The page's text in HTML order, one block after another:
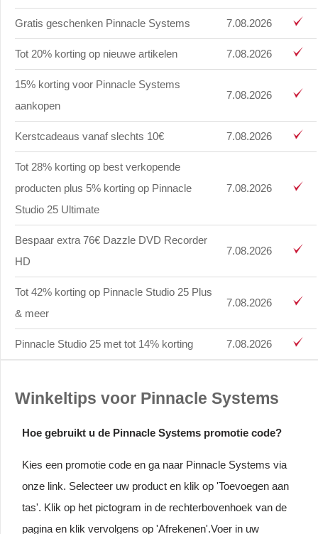
Gratis geschenken Pinnacle Systems 7.08.2026
Tot 20% korting op nieuwe artikelen 7.08.2026
15% korting voor Pinnacle Systems
aankopen
7.08.2026
Kerstcadeaus vanaf slechts 10€ 7.08.2026
Tot 28% korting op best verkopende
producten plus 5% korting op Pinnacle
Studio 25 Ultimate
7.08.2026
Bespaar extra 76€ Dazzle DVD Recorder
HD
7.08.2026
Tot 42% korting op Pinnacle Studio 25 Plus
& meer
7.08.2026
Pinnacle Studio 25 met tot 14% korting 7.08.2026
Winkeltips voor Pinnacle Systems
Hoe gebruikt u de Pinnacle Systems promotie code?
Kies een promotie code en ga naar Pinnacle Systems via
onze link. Selecteer uw product en klik op 'Toevoegen aan
tas'. Klik op het pictogram in de rechterbovenhoek van de
pagina en klik vervolgens op 'Afrekenen'.Voer in uw